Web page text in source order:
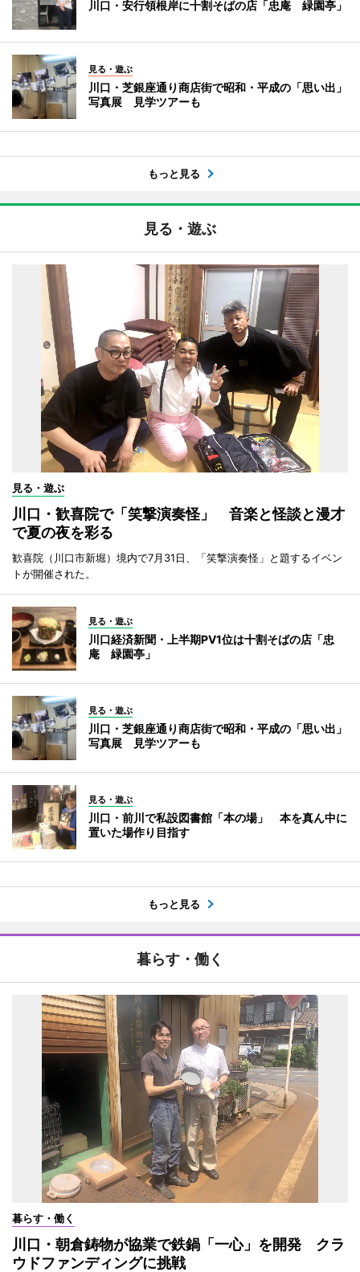
川口・安行領根岸に十割そばの店「忠庵 緑園亭」
見る・遊ぶ
川口・芝銀座通り商店街で昭和・平成の「思い出」
写真展 見学ツアーも
もっと見る
見る・遊ぶ
見る・遊ぶ
川口・歓喜院で「笑撃演奏怪」 音楽と怪談と漫才
で夏の夜を彩る
歓喜院（川口市新堀）境内で7月31日、「笑撃演奏怪」と題するイベン
トが開催された。
見る・遊ぶ
川口経済新聞・上半期PV1位は十割そばの店「忠
庵 緑園亭」
見る・遊ぶ
川口・芝銀座通り商店街で昭和・平成の「思い出」
写真展 見学ツアーも
見る・遊ぶ
川口・前川で私設図書館「本の場」 本を真ん中に
置いた場作り目指す
もっと見る
暮らす・働く
暮らす・働く
川口・朝倉鋳物が協業で鉄鍋「一心」を開発 クラ
ウドファンディングに挑戦